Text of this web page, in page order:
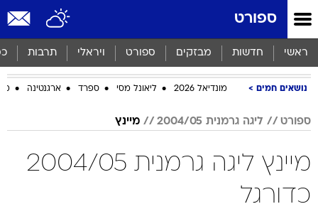
ספורט
ראשי חדשות מבזקים ספורט ויראלי תרבות
נושאים חמים מונדיאל 2026 ליאונל מסי ספרד ארגנטינה
ספורט ליגה גרמנית 2004/05 מיינץ
מיינץ ליגה גרמנית 2004/05
כדורגל